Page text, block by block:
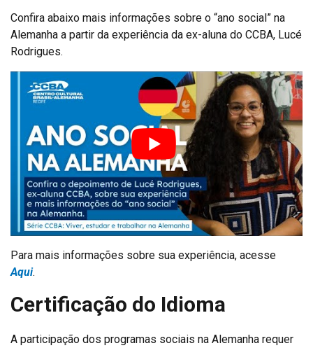
Confira abaixo mais informações sobre o “ano social” na
Alemanha a partir da experiência da ex-aluna do CCBA, Lucé
Rodrigues.
Para mais informações sobre sua experiência, acesse
Aqui.
Certificação do Idioma
A participação dos programas sociais na Alemanha requer